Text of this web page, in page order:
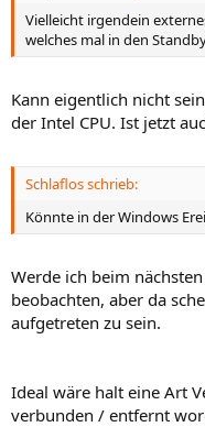
Vielleicht irgendein
welches mal in den
Kann eigentlich nicht
der Intel CPU. Ist jetzt
Schlaflos schrieb:
Könnte in der Windows
Werde ich beim
beobachten, aber da
aufgetreten zu sein.
Ideal wäre halt eine Art
verbunden / entfernt